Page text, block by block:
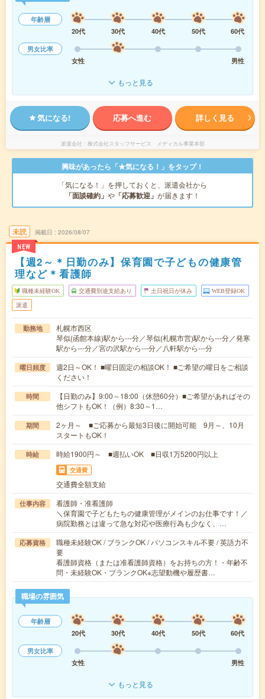
年齢層
20代
30代 40代 50代
60代
男女比率
女性
男性
もっと見る
気になる! 応募へ進む 詳しく見る
派遣会社 株式会社スタッフサービス メディカル事業本部
興味があったら「★気になる！」をタップ！
「気になる！」を押しておくと、派遣会社から
「面談確約」 や 「応募歓迎」 が届きます！
未読
NEW
掲載日 2026/08/07
【週2～＊日勤のみ】保育園で子どもの健康管
理など＊看護師
職種未経験OK 交通費別途支給あり 土日祝日が休み WEB登録OK
派遣
勤務地
札幌市西区
琴似(函館本線)駅から---分／琴似(札幌市営)駅から---分／発寒
駅から---分／宮の沢駅から---分／八軒駅から---分
曜日頻度
週2日～OK！ ■曜日固定の相談OK！ ■ご希望の曜日をご相談
ください！
時間
【日勤のみ】9:00～18:00（休憩60分）■ご希望があればその
他シフトもOK！（例）8:30～1…
期間
2ヶ月～ ■ご応募から最短3日後に開始可能 9月～、10月
スタートもOK！
時給 時給1900円～ ■週払いOK ■日収1万5200円以上
交通費
交通費全額支給
仕事内容
看護師・准看護師
＼保育園で子どもたちの健康管理がメインのお仕事です！／
病院勤務とは違って急な対応や医療行為も少なく、…
応募資格
職種未経験OK / ブランクOK / パソコンスキル不要 / 英語力不
要
看護師資格（または准看護師資格）をお持ちの方！・年齢不
問・未経験OK・ブランクOK※志望動機や履歴書…
職場の雰囲気
年齢層
20代
30代 40代 50代
60代
男女比率
女性
男性
もっと見る